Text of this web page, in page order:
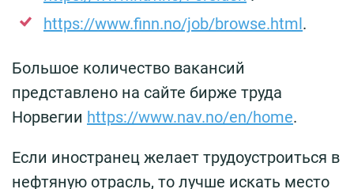
https://www.finn.no/job/browse.html.
Большое количество вакансий
представлено на сайте бирже труда
Норвегии https://www.nav.no/en/home.
Если иностранец желает трудоустроиться в
нефтяную отрасль, то лучше искать место